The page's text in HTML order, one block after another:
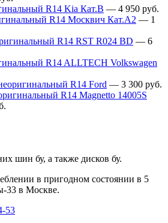
R14 Kia Кат.В — 4 950 руб.
R14 Москвич Кат.А2 — 1
R14 RST R024 BD — 6
R14 ALLTECH Volkswagen
R14 Ford — 3 300 руб.
R14 Magnetto 14005S
шин бу, а также дисков бу.
в пригодном состоянии в 5
33 в Москве.
53